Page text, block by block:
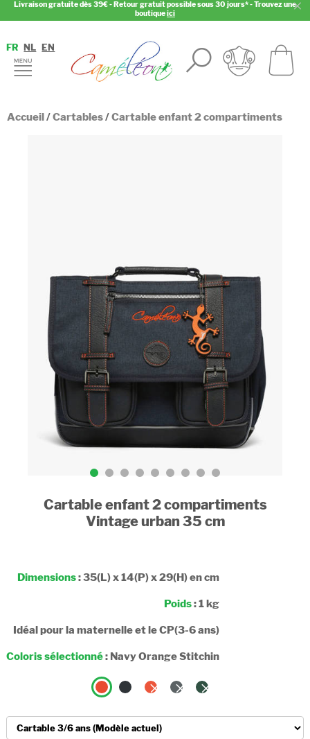
Livraison gratuite dès 39€ - Retour gratuit possible sous 30 jours* - Trouvez une
boutiqueici
FR NL EN
Accueil/Cartables/Cartable enfant 2 compartiments
Cartable enfant 2 compartiments
Vintage urban 35 cm
Dimensions: 35(L) x 14(P) x 29(H) en cm
Poids: 1 kg
Idéal pour la maternelle et le CP(3-6 ans)
Coloris sélectionné: Navy Orange Stitchin